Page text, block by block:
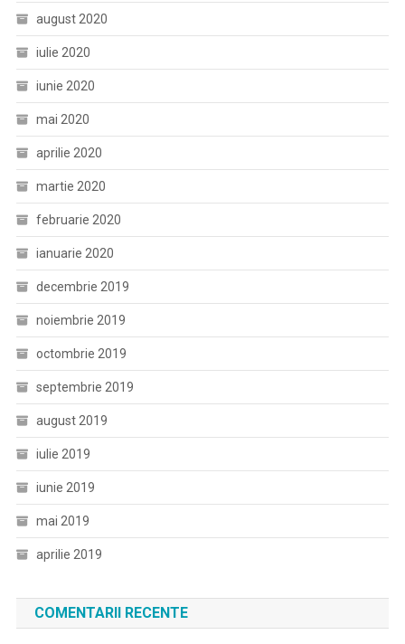
august 2020
iulie 2020
iunie 2020
mai 2020
aprilie 2020
martie 2020
februarie 2020
ianuarie 2020
decembrie 2019
noiembrie 2019
octombrie 2019
septembrie 2019
august 2019
iulie 2019
iunie 2019
mai 2019
aprilie 2019
COMENTARII RECENTE